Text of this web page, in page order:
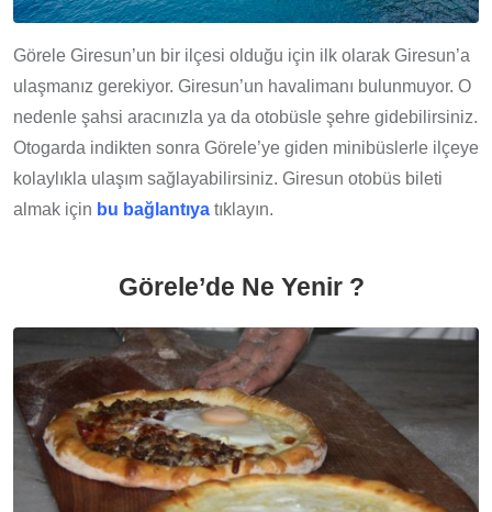
Görele Giresun’un bir ilçesi olduğu için ilk olarak Giresun’a
ulaşmanız gerekiyor. Giresun’un havalimanı bulunmuyor. O
nedenle şahsi aracınızla ya da otobüsle şehre gidebilirsiniz.
Otogarda indikten sonra Görele’ye giden minibüslerle ilçeye
kolaylıkla ulaşım sağlayabilirsiniz. Giresun otobüs bileti
almak için bu bağlantıya tıklayın.
Görele’de Ne Yenir ?